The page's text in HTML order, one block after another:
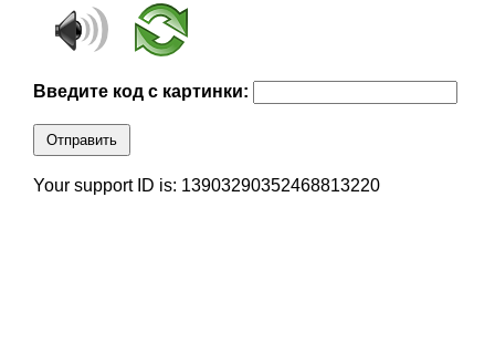
Введите код с картинки:
Отправить
Your support ID is: 13903290352468813220